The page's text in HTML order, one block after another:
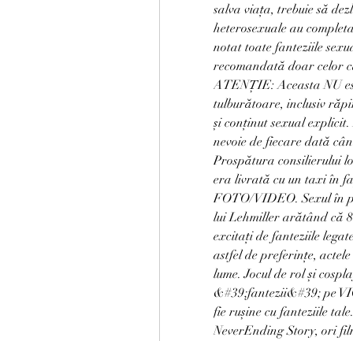
salva viaţa, trebuie să
heterosexuale au
notat toate fanteziile
recomandată doar celor
ATENȚIE: Aceasta NU
tulburătoare, inclusiv
și conținut sexual
nevoie de fiecare dată
Prospătura consilierului
era livrată cu un taxi în
FOTO/VIDEO. Sexul în
lui Lehmiller arătând că
excitați de fanteziile
astfel de preferințe,
lume. Jocul de rol și
&#39;fantezii&#39; pe
fie rușine cu fanteziile
NeverEnding Story, ori